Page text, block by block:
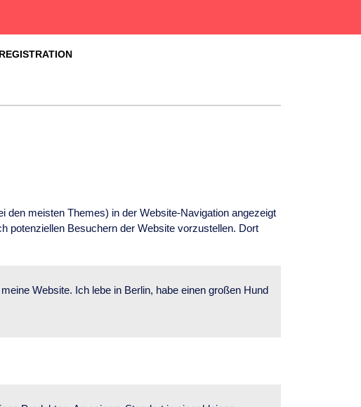
REGISTRATION
den meisten Themes) in der Website-Navigation angezeigt
potenziellen Besuchern der Website vorzustellen. Dort
Website. Ich lebe in Berlin, habe einen großen Hund